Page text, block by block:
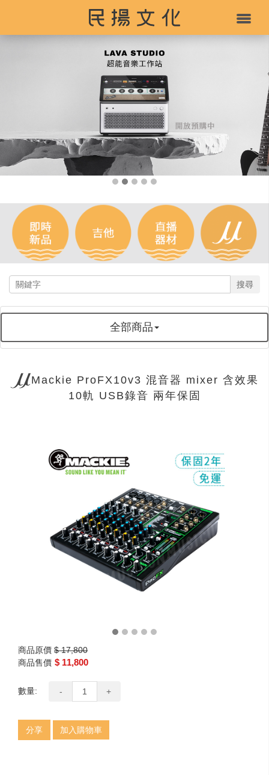
搜尋
全部商品
Mackie ProFX10v3 混音器 mixer 含效果
10軌 USB錄音 兩年保固
商品原價 $ 17,800
商品售價 $ 11,800
數量: - +
分享 加入購物車